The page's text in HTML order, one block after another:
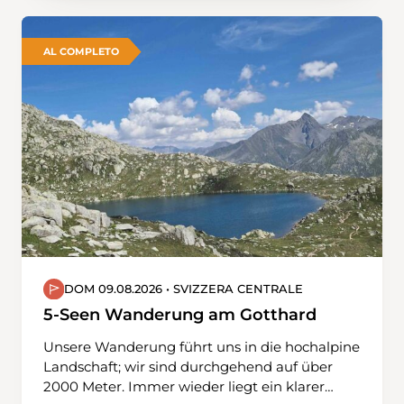
saisissant et des paysages variés sur toute la
longueur du parcours.
AL COMPLETO
DOM 09.08.2026 • SVIZZERA CENTRALE
5-Seen Wanderung am Gotthard
Unsere Wanderung führt uns in die hochalpine
Landschaft; wir sind durchgehend auf über
2000 Meter. Immer wieder liegt ein klarer